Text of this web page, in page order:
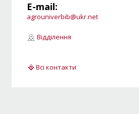
E-mail:
agrouniverbib@ukr.net
Відділення
Всі контакти